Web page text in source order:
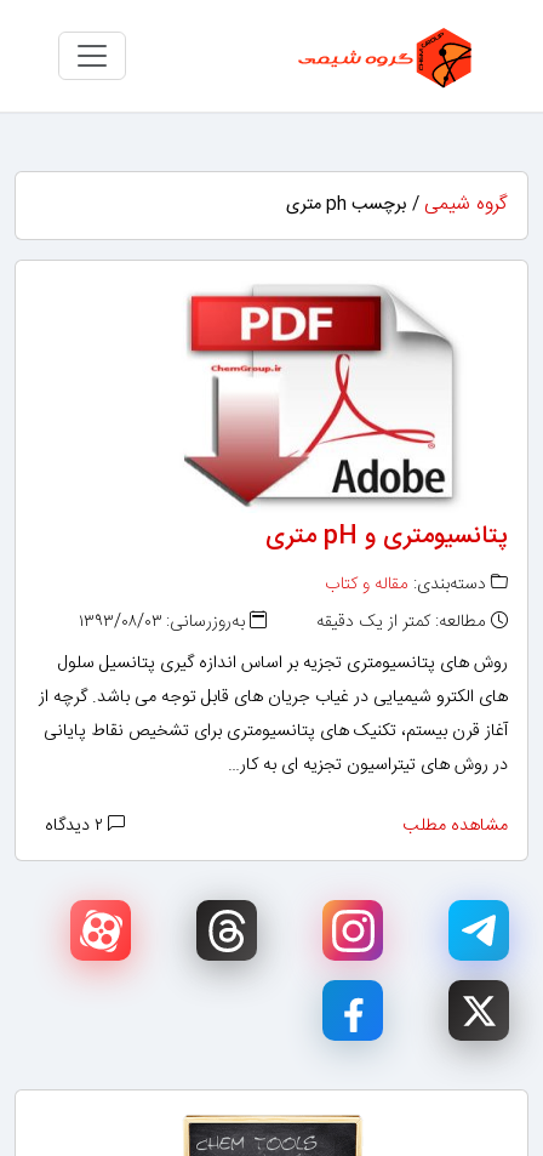
گروه شیمی / برچسب ph متری
پتانسیومتری و pH متری
دسته‌بندی: مقاله و کتاب
مطالعه: کمتر از یک دقیقه
به‌روزرسانی: ۱۳۹۳/۰۸/۰۳
روش های پتانسیومتری تجزیه بر اساس اندازه گیری پتانسیل سلول
های الکترو شیمیایی در غیاب جریان های قابل توجه می باشد. گرچه از
آغاز قرن بیستم، تکنیک های پتانسیومتری برای تشخیص نقاط پایانی
در روش های تیتراسیون تجزیه ای به کار…
مشاهده مطلب